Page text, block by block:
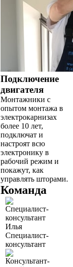
Подключение
двигателя
Монтажники с
опытом монтажа в
электрокарнизах
более 10 лет,
подключат и
настроят всю
электронику в
рабочий режим и
покажут, как
управлять шторами.
Команда
Илья
Специалист-
консультант